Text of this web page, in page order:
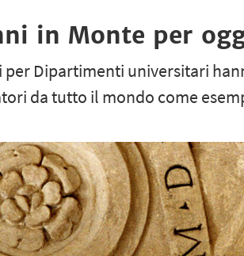
in Monte per
per Dipartimenti universitari
da tutto il mondo come